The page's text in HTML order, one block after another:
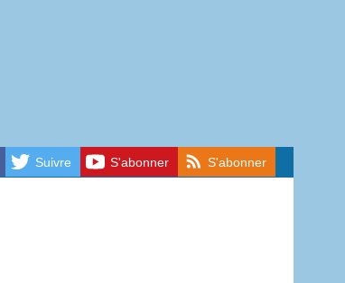
Suivre S'abonner S'abonner